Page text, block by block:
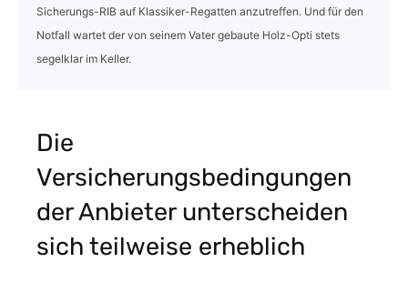
Sicherungs-RIB auf Klassiker-Regatten anzutreffen. Und für den
Notfall wartet der von seinem Vater gebaute Holz-Opti stets
segelklar im Keller.
Die
Versicherungsbedingungen
der Anbieter unterscheiden
sich teilweise erheblich